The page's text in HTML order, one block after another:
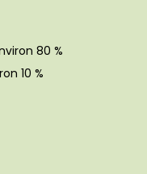
80 %
10 %